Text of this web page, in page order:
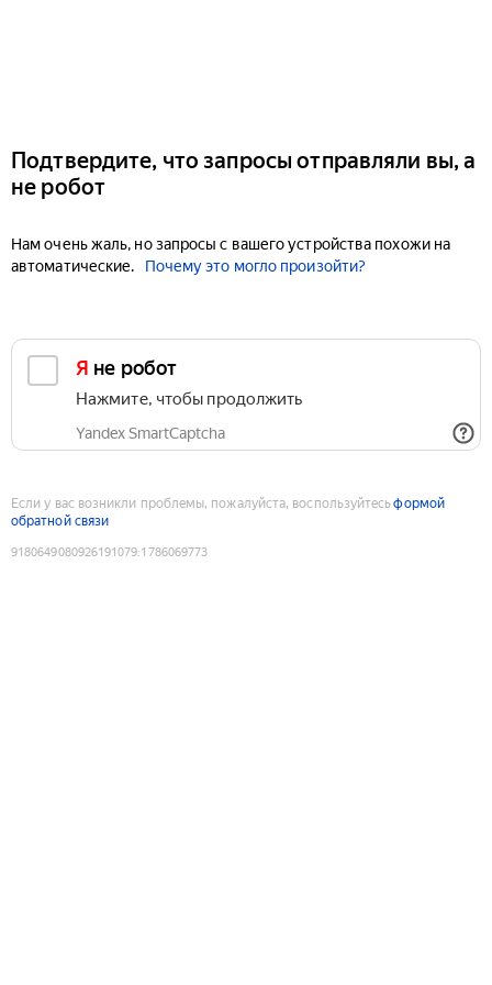
Подтвердите, что запросы отправляли вы, а
не робот
Нам очень жаль, но запросы с вашего устройства похожи на
автоматические.
Почему это могло произойти?
Я не робот
Нажмите, чтобы продолжить
Yandex SmartCaptcha
Если у вас возникли проблемы, пожалуйста, воспользуйтесьформой
обратной связи
9180649080926191079:1786069773